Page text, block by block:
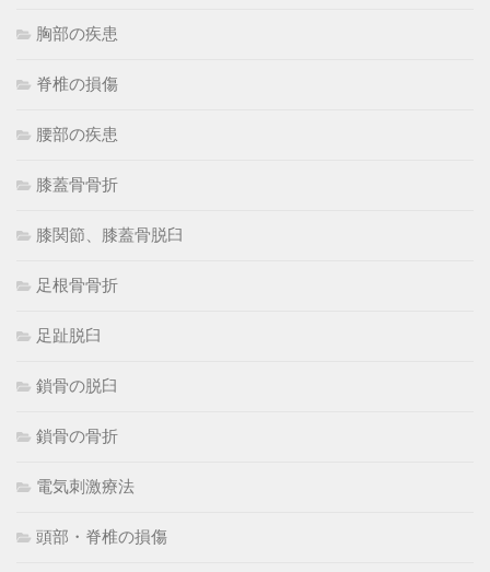
胸部の疾患
脊椎の損傷
腰部の疾患
膝蓋骨骨折
膝関節、膝蓋骨脱臼
足根骨骨折
足趾脱臼
鎖骨の脱臼
鎖骨の骨折
電気刺激療法
頭部・脊椎の損傷